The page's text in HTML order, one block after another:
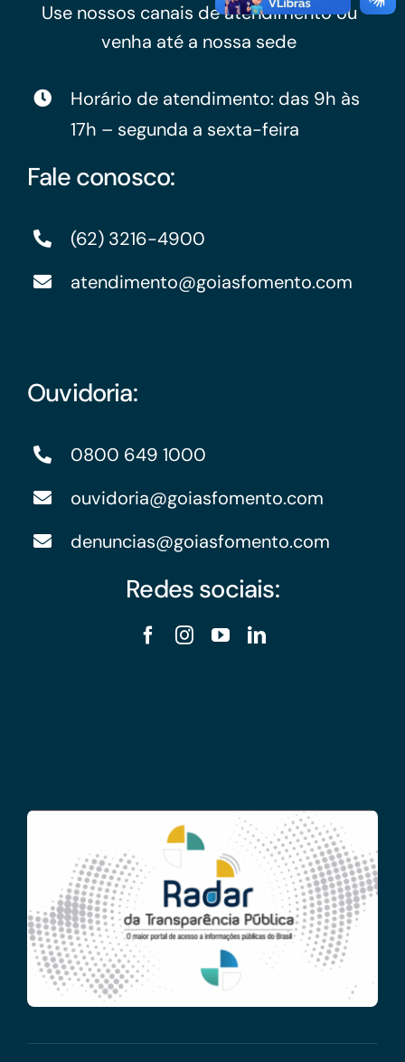
Use nossos canais de atendimento ou
venha até a nossa sede
Horário de atendimento: das 9h às
17h – segunda a sexta-feira
Fale conosco:
(62) 3216-4900
atendimento@goiasfomento.com
Ouvidoria:
0800 649 1000
ouvidoria@goiasfomento.com
denuncias@goiasfomento.com
Redes sociais: